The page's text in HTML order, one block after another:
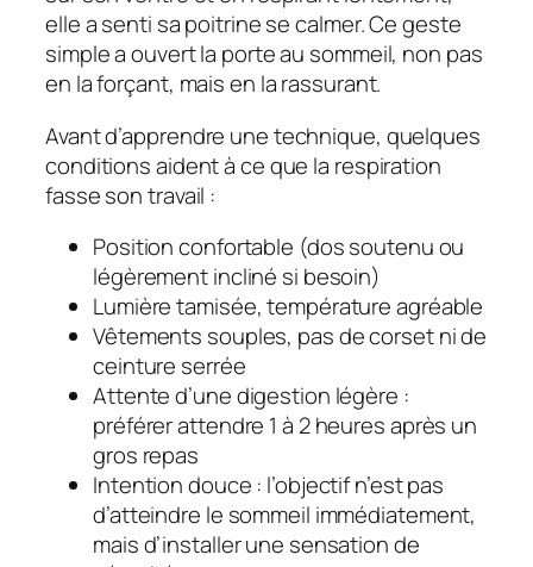
elle a senti sa poitrine se calmer. Ce geste
simple a ouvert la porte au sommeil, non pas
en la forçant, mais en la rassurant.
Avant d’apprendre une technique, quelques
conditions aident à ce que la respiration
fasse son travail :
Position confortable (dos soutenu ou
légèrement incliné si besoin)
Lumière tamisée, température agréable
Vêtements souples, pas de corset ni de
ceinture serrée
Attente d’une digestion légère :
préférer attendre 1 à 2 heures après un
gros repas
Intention douce : l’objectif n’est pas
d’atteindre le sommeil immédiatement,
mais d’installer une sensation de